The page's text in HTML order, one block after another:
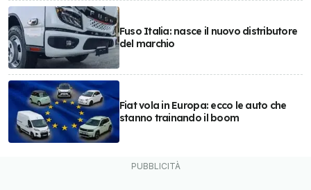
Fuso Italia: nasce il nuovo distributore
del marchio
Fiat vola in Europa: ecco le auto che
stanno trainando il boom